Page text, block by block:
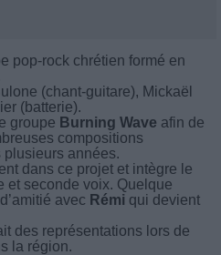
pop-rock chrétien formé en
(chant-guitare), Mickaël
(batterie).
groupe Burning Wave afin de
compositions
plusieurs années.
dans ce projet et intègre le
et seconde voix. Quelque
avec Rémi qui devient
des représentations lors de
la région.